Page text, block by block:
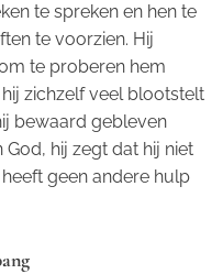
te spreken en hen te
te voorzien. Hij
te proberen hem
zichzelf veel blootstelt
bewaard gebleven
hij zegt dat hij niet
geen andere hulp